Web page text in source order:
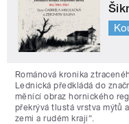
Románová kronika
Lednická předkládá do
měnící obraz hornického
překrývá tlustá vrstva mýtů
zemi a rudém kraji“.